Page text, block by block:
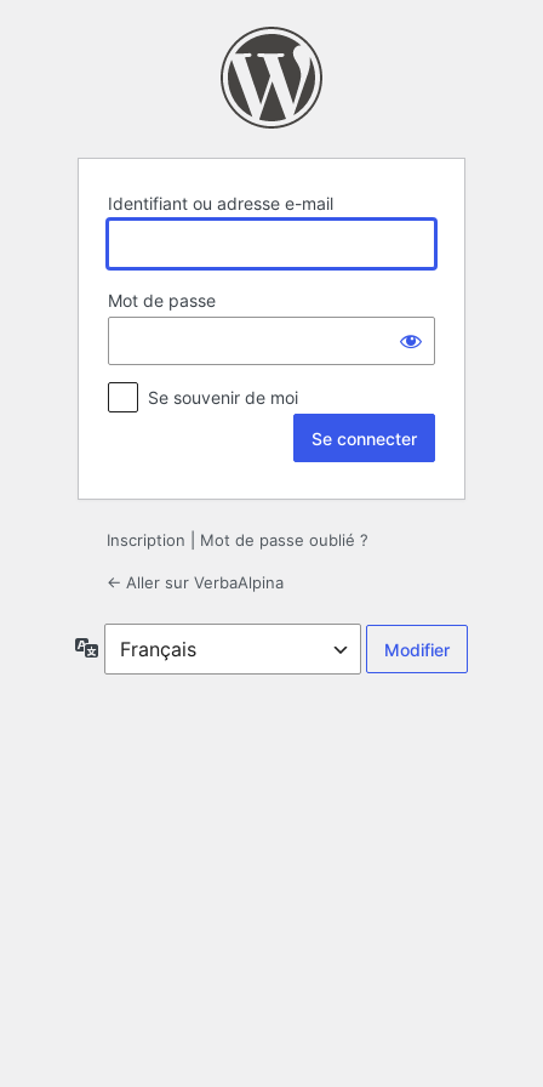
Identifiant ou adresse e-mail
Mot de passe
Se souvenir de moi
Inscription Mot de passe oublié ?
← Aller sur VerbaAlpina
Langue